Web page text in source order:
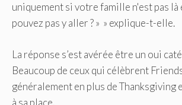
uniquement si votre famille n'est pas là
pouvez pas y aller ? » » explique-t-elle.
La réponse s’est avérée être un oui
Beaucoup de ceux qui célèbrent
généralement en plus de Thanksgiving
à sa place.